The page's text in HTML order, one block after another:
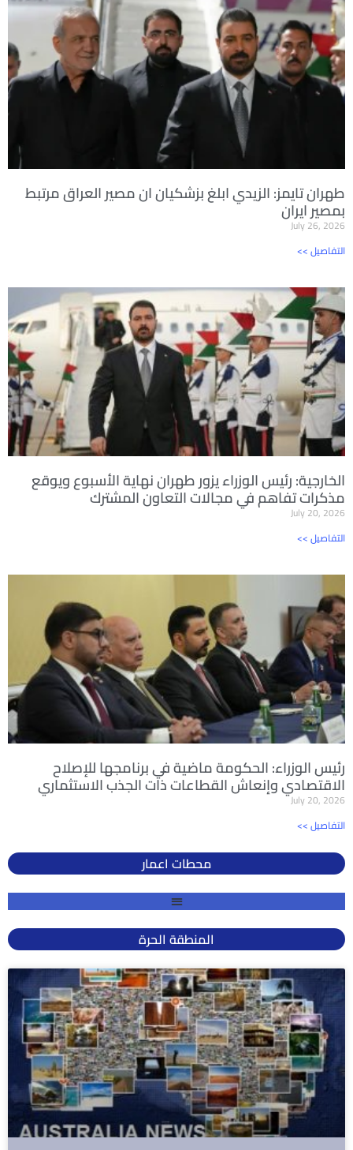
طهران تايمز: الزيدي ابلغ بزشكيان ان مصير العراق مرتبط
بمصير ايران
July 26, 2026
<< التفاصيل
الخارجية: رئيس الوزراء يزور طهران نهاية الأسبوع ويوقع
مذكرات تفاهم في مجالات التعاون المشترك
July 20, 2026
<< التفاصيل
رئيس الوزراء: الحكومة ماضية في برنامجها للإصلاح
الاقتصادي وإنعاش القطاعات ذات الجذب الاستثماري
July 20, 2026
<< التفاصيل
محطات اعمار
المنطقة الحرة